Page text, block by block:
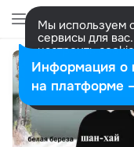
Мы используем
сервисы для
настроить
представитель.
Разрешить все
Информация о
на платформе